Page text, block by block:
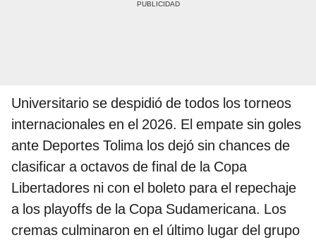
Universitario se despidió de todos los torneos
internacionales en el 2026. El empate sin goles
ante Deportes Tolima los dejó sin chances de
clasificar a octavos de final de la Copa
Libertadores ni con el boleto para el repechaje
a los playoffs de la Copa Sudamericana. Los
cremas culminaron en el último lugar del grupo